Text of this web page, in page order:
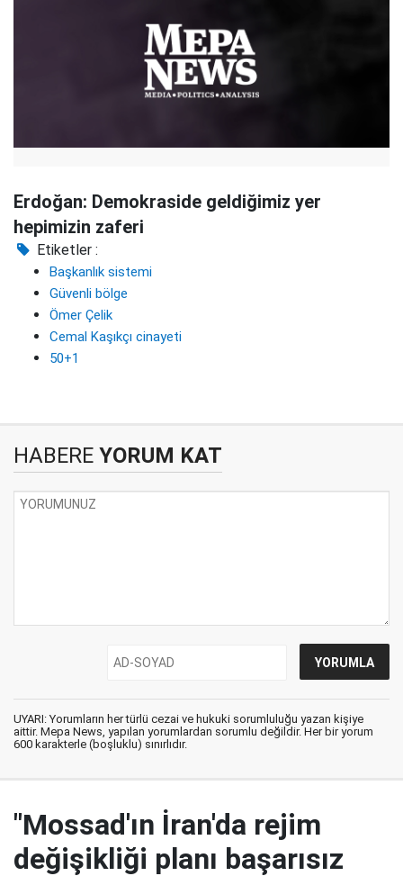
Erdoğan: Demokraside geldiğimiz yer
hepimizin zaferi
Etiketler :
Başkanlık sistemi
Güvenli bölge
Ömer Çelik
Cemal Kaşıkçı cinayeti
50+1
HABERE YORUM KAT
UYARI: Yorumların her türlü cezai ve hukuki sorumluluğu yazan kişiye
aittir. Mepa News, yapılan yorumlardan sorumlu değildir. Her bir yorum
600 karakterle (boşluklu) sınırlıdır.
"Mossad'ın İran'da rejim
değişikliği planı başarısız